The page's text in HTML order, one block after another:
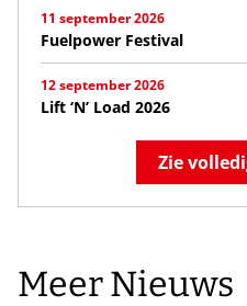
11 september 2026
Fuelpower Festival
12 september 2026
Lift ‘N’ Load 2026
Zie
Meer Nieuws